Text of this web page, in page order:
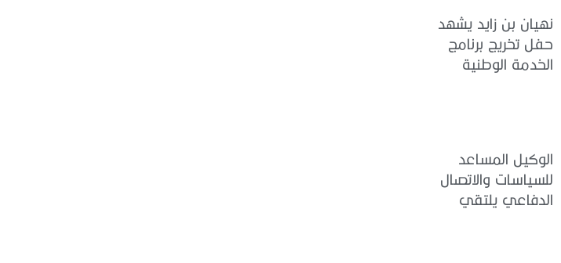
نهيان بن زايد يشهد
حفل تخريج برنامج
الخدمة الوطنية
الوكيل المساعد
للسياسات والاتصال
الدفاعي يلتقي